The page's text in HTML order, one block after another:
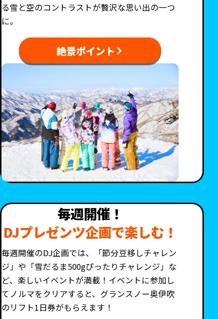
る雪と空のコントラストが贅沢な思い出の一つ
に。
絶景ポイント
毎週開催！
DJプレゼンツ企画で楽しむ！
毎週開催のDJ企画では、「節分豆移しチャレン
ジ」や「雪だるま500gぴったりチャレンジ」な
ど、楽しいイベントが満載！イベントに参加し
てノルマをクリアすると、グランスノー奥伊吹
のリフト1日券がもらえます！